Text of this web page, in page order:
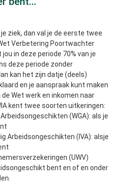
ziek, dan val je de eerste twee
Verbetering Poortwachter
in deze periode 70% van je
deze periode zonder
kan het zijn datje (deels)
en je aanspraak kunt maken
Wet werk en inkomen naar
kent twee soorten uitkeringen:
(WGA): als je
Arbeidsongeschikten (IVA): alsje
(UWV)
bent en of en onder